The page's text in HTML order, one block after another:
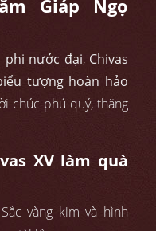
Giáp Ngọ
phi nước đại, Chivas
tượng hoàn hảo
chúc phú quý, thăng
XV làm quà
Sắc vàng kim và hình